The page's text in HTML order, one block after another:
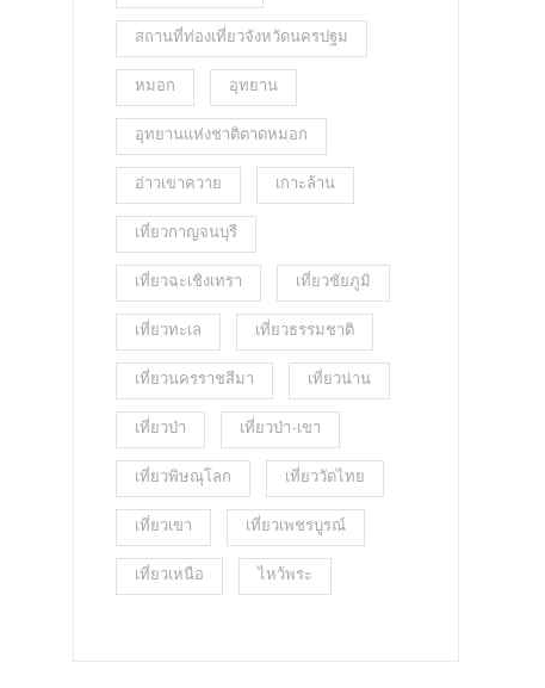
สถานที่ท่องเที่ยวจังหวัดนครปฐม
หมอก อุทยาน
อุทยานแห่งชาติตาดหมอก
อ่าวเขาควาย เกาะล้าน
เที่ยวกาญจนบุรี
เที่ยวฉะเชิงเทรา เที่ยวชัยภูมิ
เที่ยวทะเล เที่ยวธรรมชาติ
เที่ยวนครราชสีมา เที่ยวน่าน
เที่ยวป่า เที่ยวป่า-เขา
เที่ยวพิษณุโลก เที่ยววัดไทย
เที่ยวเขา เที่ยวเพชรบูรณ์
เที่ยวเหนือ ไหว้พระ